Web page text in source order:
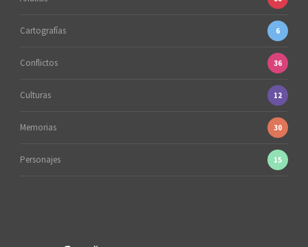
Cartografías 6
Conflictos 36
Culturas 12
Memorias 30
Personajes 15